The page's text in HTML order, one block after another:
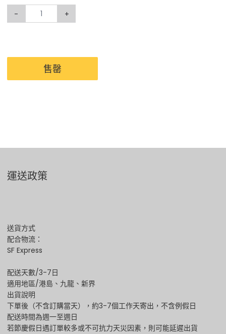
- +
售罄
運送政策
送貨方式
配合物流：
SF Express
配送天數/3-7日
適用地區/港島、九龍、新界
出貨說明
下單後（不含訂購當天），約3-7個工作天寄出，不含例假日
配送時間為週一至週日
若節慶假日遇訂單較多或不可抗力天災因素，則可能延遲出貨